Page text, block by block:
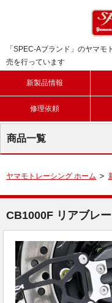
「SPEC-Aブランド」のヤマ
売を行っています
新製品情報
修理依頼
商品一覧
ヤマモトレーシング ホーム
CB1000F リアブレ